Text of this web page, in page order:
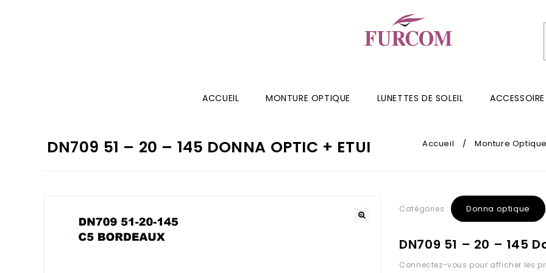
ACCUEIL MONTURE OPTIQUE LUNETTES DE SOLEIL ACCESSOIRE
DN709 51 – 20 – 145 DONNA OPTIC + ETUI Accueil / Monture Optique
Catégories : Donna optique
DN709 51 – 20 – 145
Connectez-vous pour afficher les